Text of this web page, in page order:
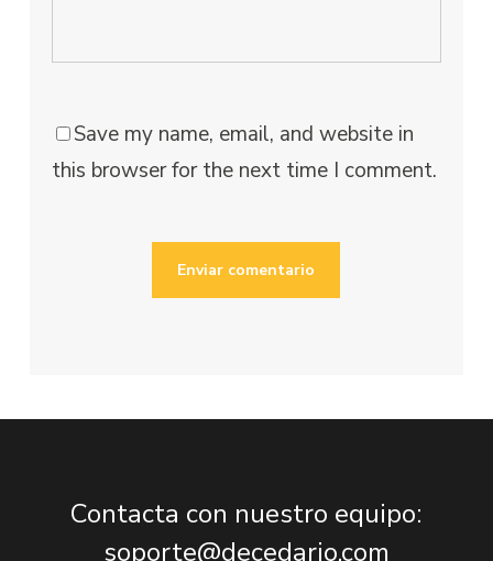
Save my name, email, and website in
this browser for the next time I comment.
Contacta con nuestro equipo:
soporte@decedario.com